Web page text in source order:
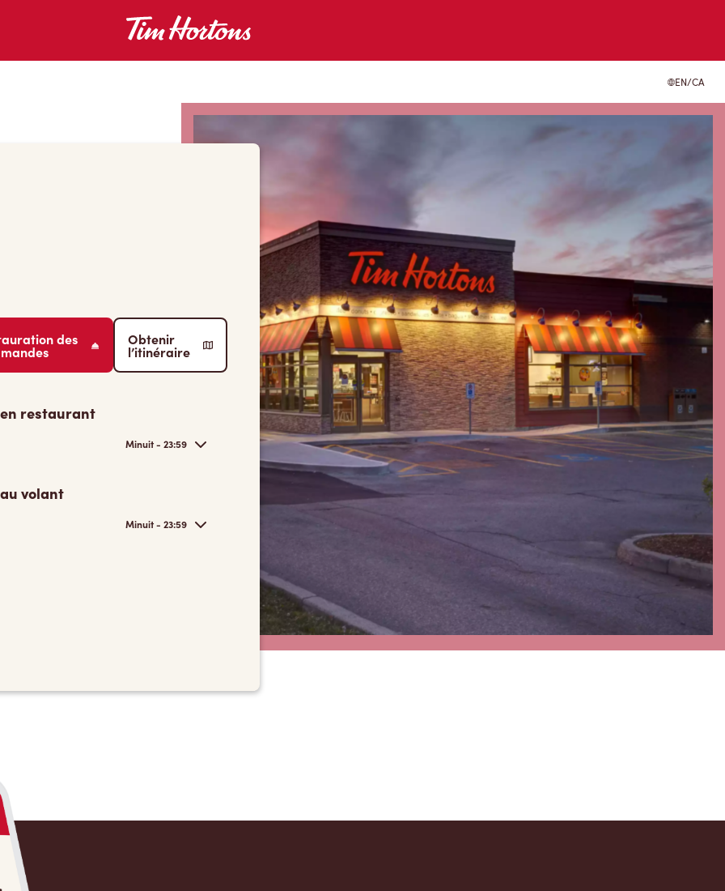
EN/CA
des Obtenir
l’itinéraire
restaurant
Minuit - 23:59
volant
Minuit - 23:59